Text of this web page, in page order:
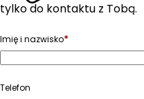
tylko do kontaktu z Tobą.
Imię i nazwisko*
Telefon